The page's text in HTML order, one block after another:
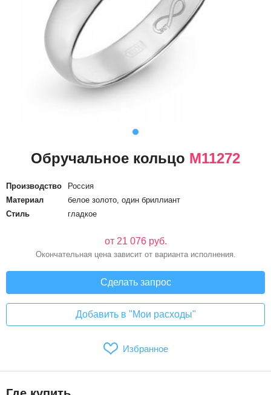
Обручальное кольцо М11272
Производство
Россия
Материал
белое золото, один бриллиант
Стиль
гладкое
от 21 076 руб.
Окончательная цена зависит от варианта исполнения.
Сделать запрос
Добавить в "Мои расходы"
Избранное